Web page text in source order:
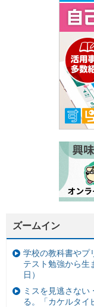
ズームイン
学校の教科書やプ
テスト勉強から生
日）
ミスを見逃さない
る。「カケルタイ